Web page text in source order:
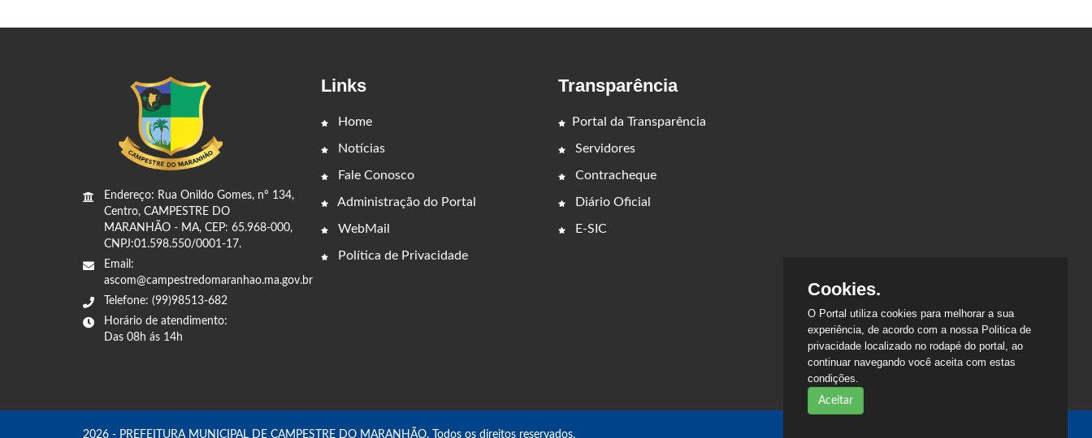
Endereço: Rua Onildo Gomes, nº 134,
Centro, CAMPESTRE DO
MARANHÃO - MA, CEP: 65.968-000,
CNPJ:01.598.550/0001-17.
Email:
ascom@campestredomaranhao.ma.gov.br
Telefone: (99)98513-682
Horário de atendimento:
Das 08h ás 14h
Links
Home
Notícias
Fale Conosco
Administração do Portal
WebMail
Política de Privacidade
Transparência
Portal da Transparência
Servidores
Contracheque
Diário Oficial
E-SIC
Cookies.
O Portal utiliza cookies para melhorar a sua
experiência, de acordo com a nossa Politica de
privacidade localizado no rodapé do portal, ao
continuar navegando você aceita com estas
condições.
Aceitar
2026 - PREFEITURA MUNICIPAL DE CAMPESTRE DO MARANHÃO. Todos os direitos reservados.